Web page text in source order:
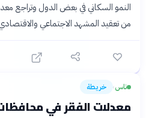
النمو السكاني في بعض الدول وتراجع
من تعقيد المشهد الاجتماعي
ناس› خريطة
معدلات الفقر في محافظات